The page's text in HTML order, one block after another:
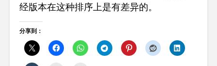
经版本在这种排序上是有差异的。
分享到：